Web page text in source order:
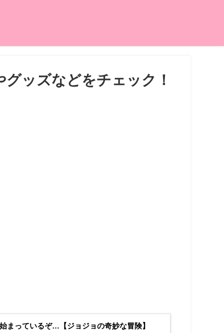
ッズなどをチェック！
まっているぞ…【ジョジョの奇妙な冒険】